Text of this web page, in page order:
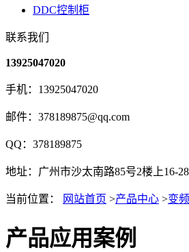
DDC控制柜
联系我们
13925047020
手机：13925047020
邮件：378189875@qq.com
QQ：378189875
地址：广州市沙太南路85号2楼上16-
当前位置： 网站首页 >产品中心 >变
产品应用案例